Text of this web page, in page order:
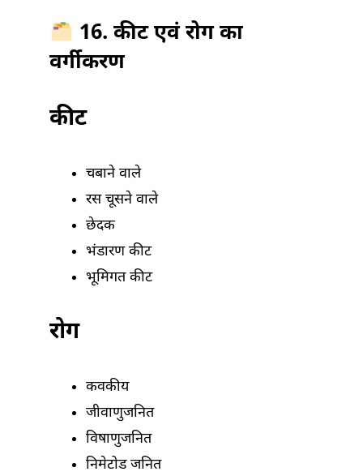
16. कीट एवं रोग का
वर्गीकरण
कीट
चबाने वाले
रस चूसने वाले
छेदक
भंडारण कीट
भूमिगत कीट
रोग
कवकीय
जीवाणुजनित
विषाणुजनित
निमेटोड जनित